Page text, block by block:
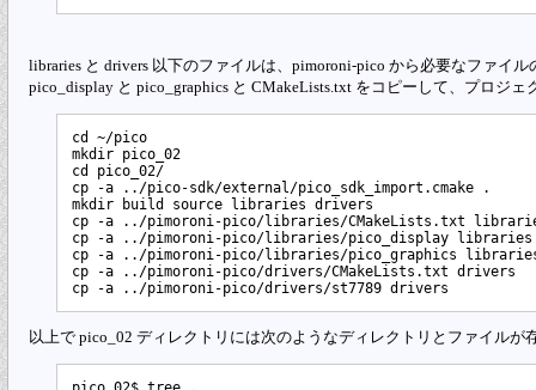
libraries と drivers 以下のファイルは、pimoroni-pico から必要なファイ
pico_display と pico_graphics と CMakeLists.txt をコピーして、プロジェ
cd ~/pico
mkdir pico_02
cd pico_02/
cp -a ../pico-sdk/external/pico_sdk_import.cmake .
mkdir build source libraries drivers
cp -a ../pimoroni-pico/libraries/CMakeLists.txt
cp -a ../pimoroni-pico/libraries/pico_display libraries
cp -a ../pimoroni-pico/libraries/pico_graphics
cp -a ../pimoroni-pico/drivers/CMakeLists.txt drivers
以上で pico_02 ディレクトリには次のようなディレクトリとファイルが